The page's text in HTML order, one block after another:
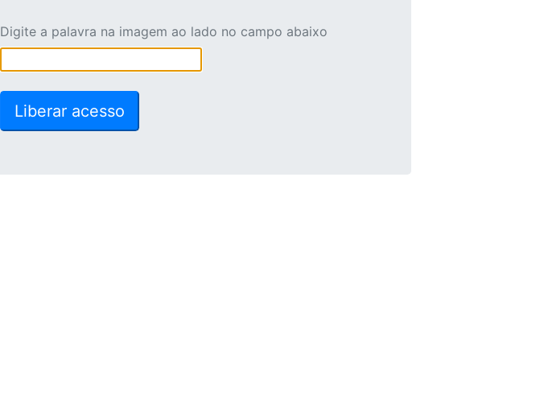
Digite a palavra na imagem ao lado no campo abaixo